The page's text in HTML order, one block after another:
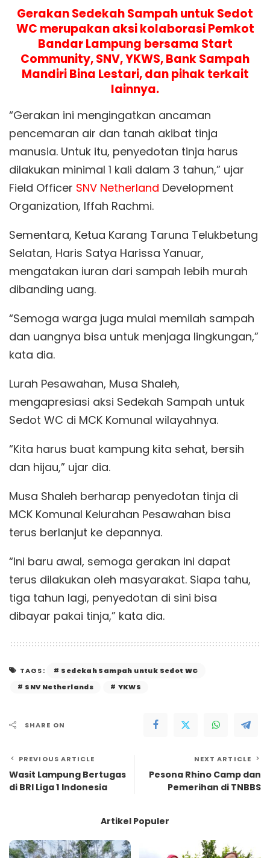
Gerakan Sedekah Sampah untuk Sedot
WC merupakan aksi kolaborasi Pemkot
Bandar Lampung bersama Start
Community, SNV, YKWS, Bank Sampah
Mandiri Bina Lestari, dan pihak terkait
lainnya.
“Gerakan ini mengingatkan ancaman
pencemaran air dan tanah akibat tinja
manusia. Untuk itu, penyedotan tinja harus
dilakukan minimal 1 kali dalam 3 tahun,” ujar
Field Officer SNV Netherland Development
Organization, Iffah Rachmi.
Sementara, Ketua Karang Taruna Telukbetung
Selatan, Haris Satya Harissa Yanuar,
mengatakan iuran dari sampah lebih murah
dibanding uang.
“Semoga warga juga mulai memilah sampah
dan uangnya bisa untuk menjaga lingkungan,”
kata dia.
Lurah Pesawahan, Musa Shaleh,
mengapresiasi aksi Sedekah Sampah untuk
Sedot WC di MCK Komunal wilayahnya.
“Kita harus buat kampung kita sehat, bersih
dan hijau,” ujar dia.
Musa Shaleh berharap penyedotan tinja di
MCK Komunal Kelurahan Pesawahan bisa
terus berlanjut ke depannya.
“Ini baru awal, semoga gerakan ini dapat
terus dilakukan oleh masyarakat. Siapa tahu,
tiga tahun lagi, penyedotan di sini bisa
dibayar pakai tinja,” kata dia.
TAGS:
Sedekah Sampah untuk Sedot WC
SNV Netherlands
YKWS
SHARE ON
PREVIOUS ARTICLE
Wasit Lampung Bertugas
di BRI Liga 1 Indonesia
NEXT ARTICLE
Pesona Rhino Camp dan
Pemerihan di TNBBS
Artikel Populer